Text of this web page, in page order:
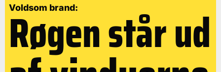
Voldsom brand:
Røgen står ud